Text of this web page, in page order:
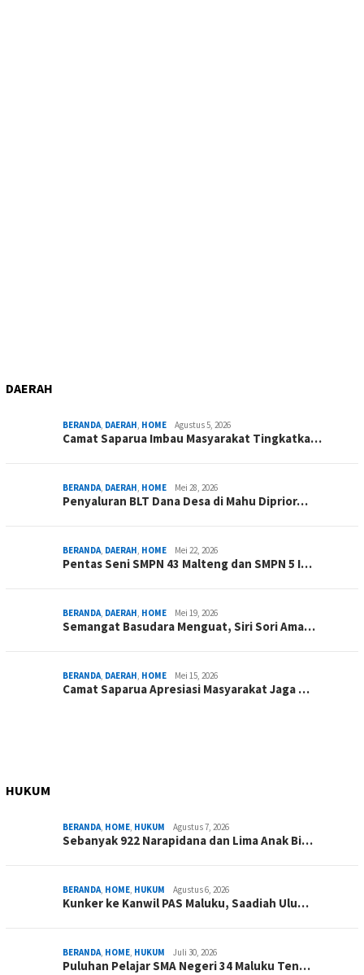
DAERAH
BERANDA, DAERAH, HOME Agustus 5, 2026
Camat Saparua Imbau Masyarakat Tingkatka…
BERANDA, DAERAH, HOME Mei 28, 2026
Penyaluran BLT Dana Desa di Mahu Diprior…
BERANDA, DAERAH, HOME Mei 22, 2026
Pentas Seni SMPN 43 Malteng dan SMPN 5 I…
BERANDA, DAERAH, HOME Mei 19, 2026
Semangat Basudara Menguat, Siri Sori Ama…
BERANDA, DAERAH, HOME Mei 15, 2026
Camat Saparua Apresiasi Masyarakat Jaga …
HUKUM
BERANDA, HOME, HUKUM Agustus 7, 2026
Sebanyak 922 Narapidana dan Lima Anak Bi…
BERANDA, HOME, HUKUM Agustus 6, 2026
Kunker ke Kanwil PAS Maluku, Saadiah Ulu…
BERANDA, HOME, HUKUM Juli 30, 2026
Puluhan Pelajar SMA Negeri 34 Maluku Ten…